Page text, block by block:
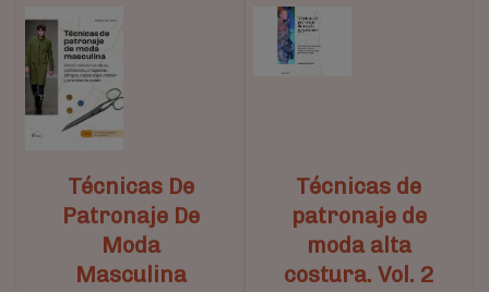
Técnicas De
Patronaje De
Moda
Masculina
Técnicas de
patronaje de
moda alta
costura. Vol. 2